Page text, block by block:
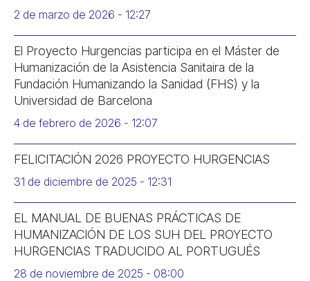
2 de marzo de 2026 12:27
El Proyecto Hurgencias participa en el Máster de
Humanización de la Asistencia Sanitaira de la
Fundación Humanizando la Sanidad (FHS) y la
Universidad de Barcelona
4 de febrero de 2026 12:07
FELICITACIÓN 2026 PROYECTO HURGENCIAS
31 de diciembre de 2025 12:31
EL MANUAL DE BUENAS PRÁCTICAS DE
HUMANIZACIÓN DE LOS SUH DEL PROYECTO
HURGENCIAS TRADUCIDO AL PORTUGUÉS
28 de noviembre de 2025 08:00